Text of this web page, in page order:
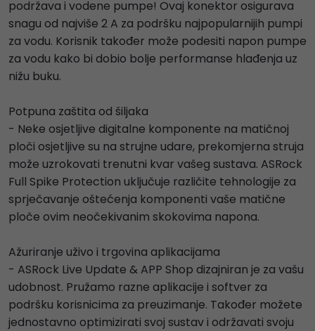
podržava i vodene pumpe! Ovaj konektor osigurava
snagu od najviše 2 A za podršku najpopularnijih pumpi
za vodu. Korisnik također može podesiti napon pumpe
za vodu kako bi dobio bolje performanse hlađenja uz
nižu buku.
Potpuna zaštita od šiljaka
- Neke osjetljive digitalne komponente na matičnoj
ploči osjetljive su na strujne udare, prekomjerna struja
može uzrokovati trenutni kvar vašeg sustava. ASRock
Full Spike Protection uključuje različite tehnologije za
sprječavanje oštećenja komponenti vaše matične
ploče ovim neočekivanim skokovima napona.
Ažuriranje uživo i trgovina aplikacijama
- ASRock Live Update & APP Shop dizajniran je za vašu
udobnost. Pružamo razne aplikacije i softver za
podršku korisnicima za preuzimanje. Također možete
jednostavno optimizirati svoj sustav i održavati svoju